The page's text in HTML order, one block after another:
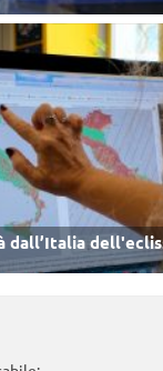
dall’Italia